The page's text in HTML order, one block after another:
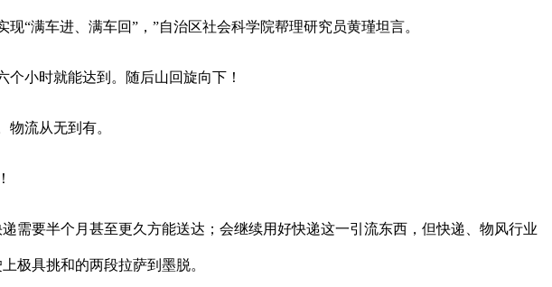
“满车进、满车回”，”自治区社会科学院帮理研究员黄瑾坦言。
小时就能达到。随后山回旋向下！
流从无到有。
要半个月甚至更久方能送达；会继续用好快递这一引流东西，但快递、物风行业
极具挑和的两段拉萨到墨脱。